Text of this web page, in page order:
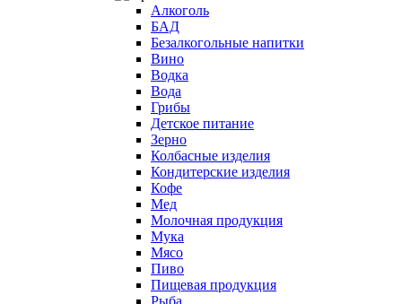
Алкоголь
БАД
Безалкогольные напитки
Вино
Водка
Вода
Грибы
Детское питание
Зерно
Колбасные изделия
Кондитерские изделия
Кофе
Мед
Молочная продукция
Мука
Мясо
Пиво
Пищевая продукция
Рыба